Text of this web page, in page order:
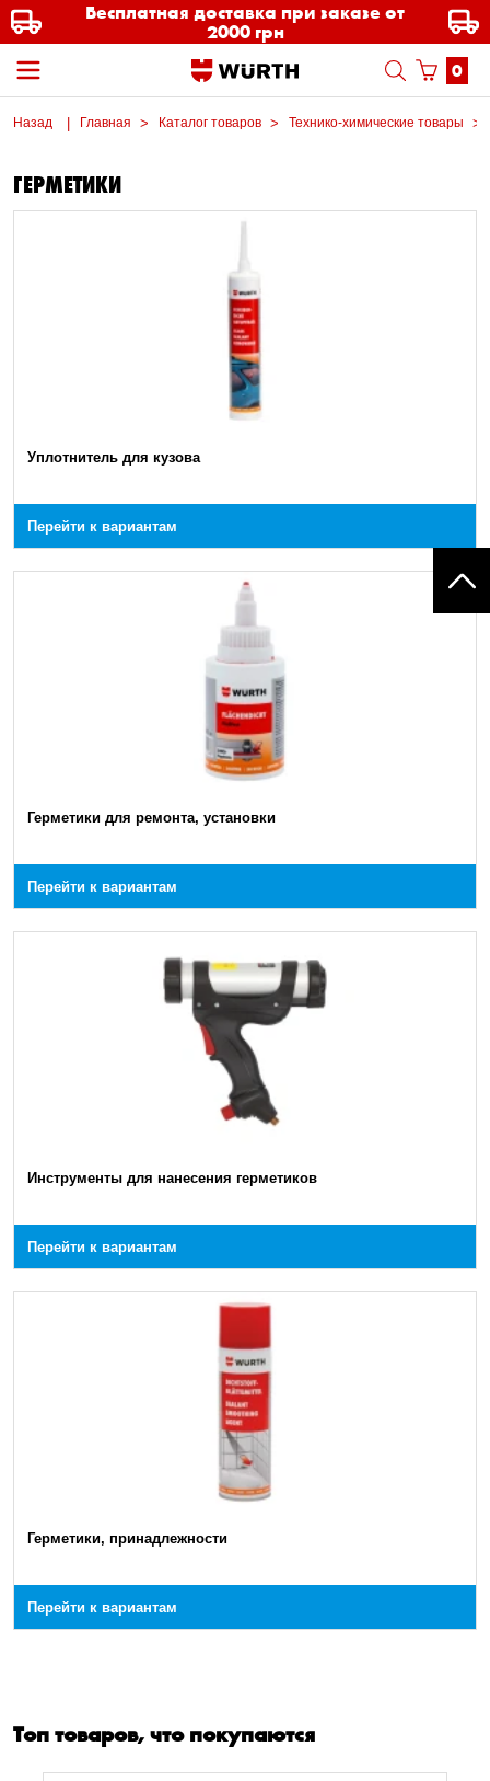
Бесплатная доставка при заказе от
2000 грн
0
Назад Главная Каталог товаров Технико-химические товары
ГЕРМЕТИКИ
Уплотнитель для кузова
Перейти к вариантам
Герметики для ремонта, установки
Перейти к вариантам
Инструменты для нанесения герметиков
Перейти к вариантам
Герметики, принадлежности
Перейти к вариантам
Топ товаров, что покупаются